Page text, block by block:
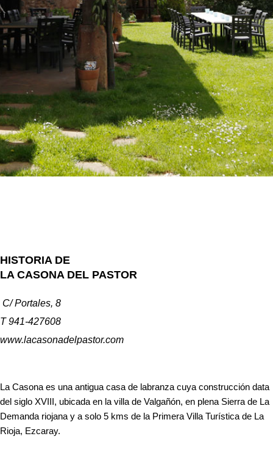
HISTORIA DE
LA CASONA DEL PASTOR
C/ Portales, 8
T 941-427608
www.lacasonadelpastor.com
La Casona es una antigua casa de labranza cuya construcción data
del siglo XVIII, ubicada en la villa de Valgañón, en plena Sierra de La
Demanda riojana y a solo 5 kms de la Primera Villa Turística de La
Rioja, Ezcaray.